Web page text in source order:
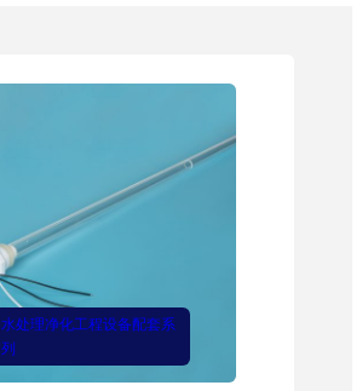
水处理净化工程设备配套系
列